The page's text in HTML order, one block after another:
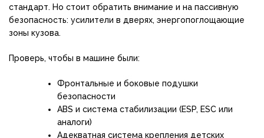
стандарт. Но стоит обратить внимание и на пассивную
безопасность: усилители в дверях, энергопоглощающие
зоны кузова.
Проверь, чтобы в машине были:
Фронтальные и боковые подушки
безопасности
ABS и система стабилизации (ESP, ESC или
аналоги)
Адекватная система крепления детских